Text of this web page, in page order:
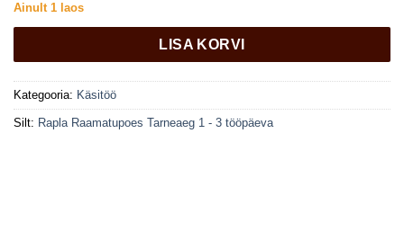
Ainult 1 laos
LISA KORVI
Kategooria: Käsitöö
Silt: Rapla Raamatupoes Tarneaeg 1 - 3 tööpäeva